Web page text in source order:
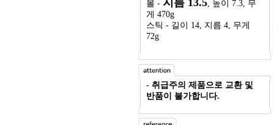
볼 -
, 높이 7.3, 무
게 470g
스틱 - 길이 14, 지름 4, 무게
72g
- 취급주의 제품으로 교환 및
반품이 불가합니다.